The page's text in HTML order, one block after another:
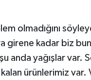
olmadığını
girene kadar biz
yağışlar var.
ürünlerimiz var.